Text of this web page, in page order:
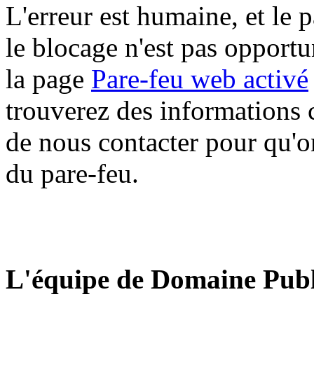
L'erreur est humaine, et le
le blocage n'est pas
la page Pare-feu web activé
trouverez des informations
de nous contacter pour
du pare-feu.
L'équipe de Domaine